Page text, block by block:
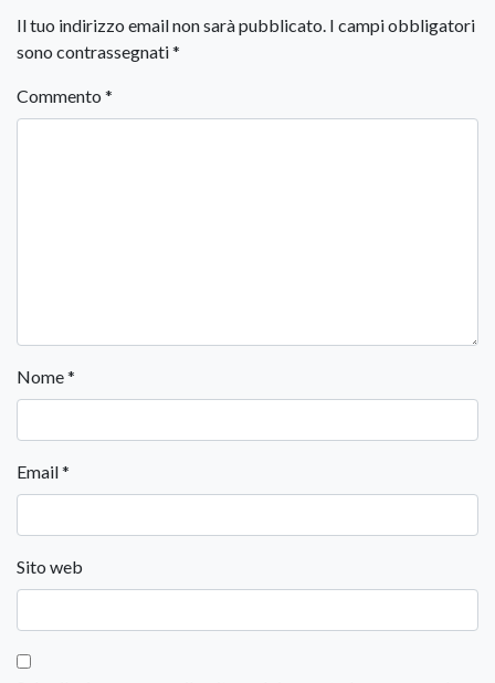
Il tuo indirizzo email non sarà pubblicato. I campi obbligatori
sono contrassegnati*
Commento *
Nome*
Email*
Sito web